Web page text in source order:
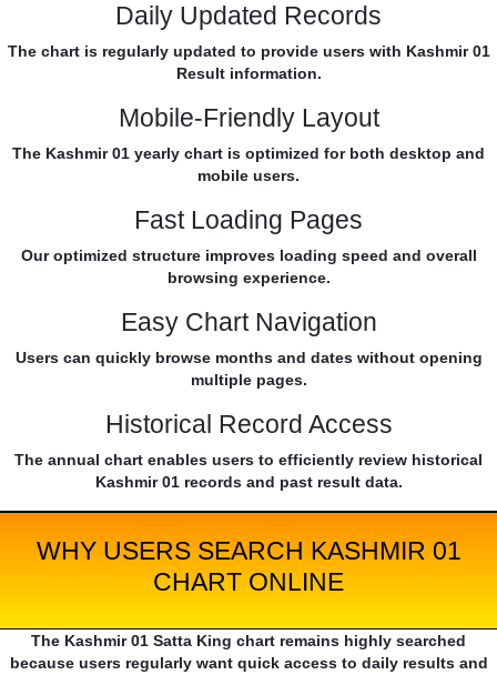
Daily Updated Records
The chart is regularly updated to provide users with Kashmir 01
Result information.
Mobile-Friendly Layout
The Kashmir 01 yearly chart is optimized for both desktop and
mobile users.
Fast Loading Pages
Our optimized structure improves loading speed and overall
browsing experience.
Easy Chart Navigation
Users can quickly browse months and dates without opening
multiple pages.
Historical Record Access
The annual chart enables users to efficiently review historical
Kashmir 01 records and past result data.
WHY USERS SEARCH KASHMIR 01
CHART ONLINE
The Kashmir 01 Satta King chart remains highly searched
because users regularly want quick access to daily results and